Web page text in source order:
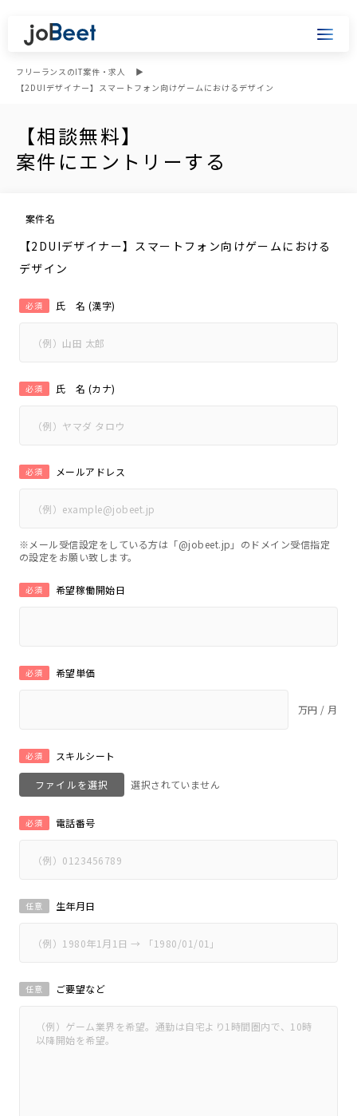
フリーランスのIT案件・求人
【2DUIデザイナー】スマートフォン向けゲームにおけるデザイン
【相談無料】
案件にエントリーする
案件名
【2DUIデザイナー】スマートフォン向けゲームにおける
デザイン
氏 名 (漢字)
必須
氏 名 (カナ)
必須
メールアドレス
必須
※メール受信設定をしている方は「@jobeet.jp」のドメイン受信指定
の設定をお願い致します。
希望稼働開始日
必須
希望単価
必須
万円 / 月
スキルシート
必須
ファイルを選択
電話番号
必須
生年月日
任意
ご要望など
任意